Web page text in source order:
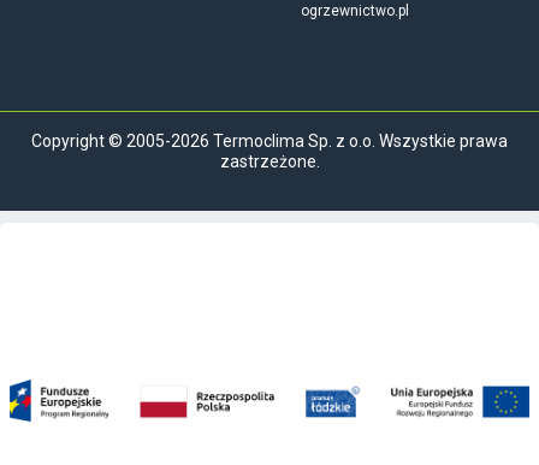
ogrzewnictwo.pl
Copyright © 2005-2026 Termoclima Sp. z o.o. Wszystkie prawa
zastrzeżone.